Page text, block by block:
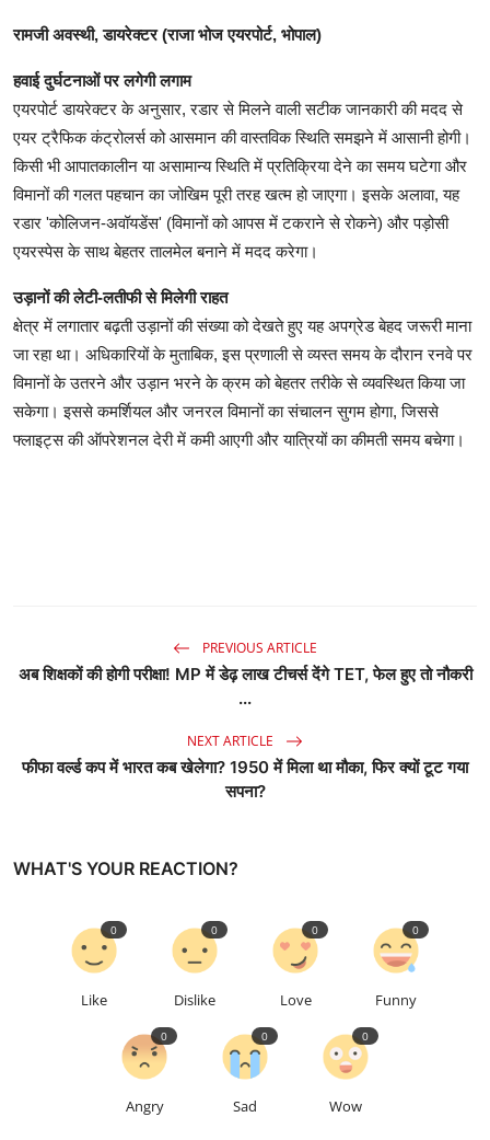
रामजी अवस्थी, डायरेक्टर (राजा भोज एयरपोर्ट, भोपाल)
हवाई दुर्घटनाओं पर लगेगी लगाम
एयरपोर्ट डायरेक्टर के अनुसार, रडार से मिलने वाली सटीक जानकारी की मदद से
एयर ट्रैफिक कंट्रोलर्स को आसमान की वास्तविक स्थिति समझने में आसानी होगी।
किसी भी आपातकालीन या असामान्य स्थिति में प्रतिक्रिया देने का समय घटेगा और
विमानों की गलत पहचान का जोखिम पूरी तरह खत्म हो जाएगा। इसके अलावा, यह
रडार 'कोलिजन-अवॉयडेंस' (विमानों को आपस में टकराने से रोकने) और पड़ोसी
एयरस्पेस के साथ बेहतर तालमेल बनाने में मदद करेगा।
उड़ानों की लेटी-लतीफी से मिलेगी राहत
क्षेत्र में लगातार बढ़ती उड़ानों की संख्या को देखते हुए यह अपग्रेड बेहद जरूरी माना
जा रहा था। अधिकारियों के मुताबिक, इस प्रणाली से व्यस्त समय के दौरान रनवे पर
विमानों के उतरने और उड़ान भरने के क्रम को बेहतर तरीके से व्यवस्थित किया जा
सकेगा। इससे कमर्शियल और जनरल विमानों का संचालन सुगम होगा, जिससे
फ्लाइट्स की ऑपरेशनल देरी में कमी आएगी और यात्रियों का कीमती समय बचेगा।
PREVIOUS ARTICLE
अब शिक्षकों की होगी परीक्षा! MP में डेढ़ लाख टीचर्स देंगे TET, फेल हुए तो नौकरी
...
NEXT ARTICLE
फीफा वर्ल्ड कप में भारत कब खेलेगा? 1950 में मिला था मौका, फिर क्यों टूट गया
सपना?
WHAT'S YOUR REACTION?
Like
0
Dislike
0
Love
0
Funny
0
Angry
0
Sad
0
Wow
0